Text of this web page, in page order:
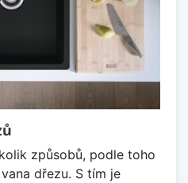
způsobů, podle toho
dřezu. S tím je